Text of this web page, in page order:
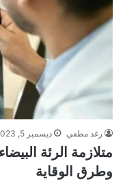
رغد مطفي ديسمبر 5, 2023
متلازمة الرئة
وطرق الوقاية